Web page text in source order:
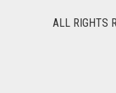
ALL RIGHTS